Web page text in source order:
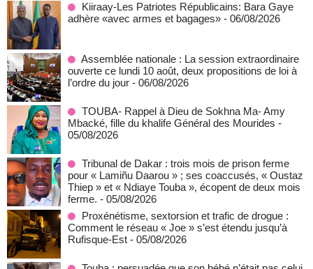
Kiiraay-Les Patriotes Républicains: Bara Gaye
adhère «avec armes et bagages» - 06/08/2026
Assemblée nationale : La session extraordinaire
ouverte ce lundi 10 août, deux propositions de loi à
l’ordre du jour - 06/08/2026
TOUBA- Rappel à Dieu de Sokhna Ma- Amy
Mbacké, fille du khalife Général des Mourides -
05/08/2026
Tribunal de Dakar : trois mois de prison ferme
pour « Lamiñu Daarou » ; ses coaccusés, « Oustaz
Thiep » et « Ndiaye Touba », écopent de deux mois
ferme. - 05/08/2026
Proxénétisme, sextorsion et trafic de drogue :
Comment le réseau « Joe » s’est étendu jusqu’à
Rufisque-Est - 05/08/2026